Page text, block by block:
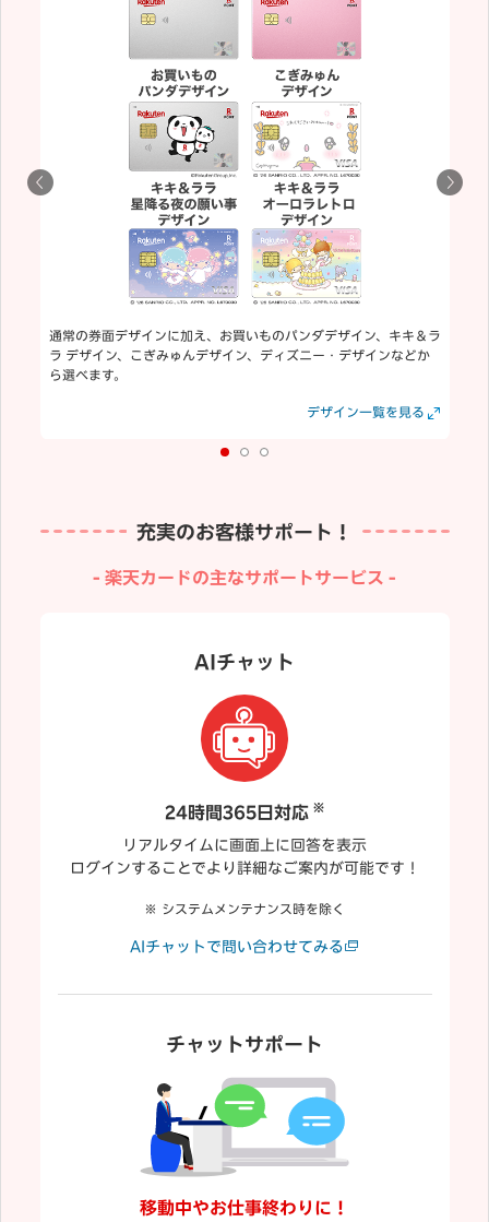
通常の券面デザインに加え、お買いものパンダデザイン、キキ＆ラ
ラ デザイン、こぎみゅんデザイン、ディズニー・デザインなどか
ら選べます。
デザイン一覧を見る
充実のお客様サポート！
楽天カードの主なサポートサービス
AIチャット
24時間365日対応※
リアルタイムに画面上に回答を表示
ログインすることでより詳細なご案内が可能です！
システムメンテナンス時を除く
AIチャットで問い合わせてみる
チャットサポート
移動中やお仕事終わりに！